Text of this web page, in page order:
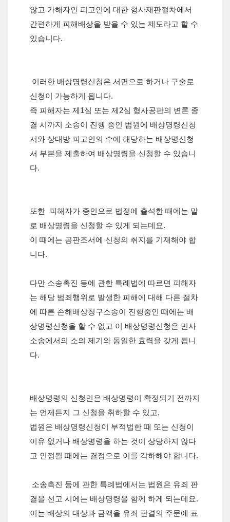
않고 가해자인 피고인에 대한 형사재판절차에서
간편하게 피해배상을 받을 수 있는 제도라고 할 수
있습니다.
이러한 배상명령신청은 서면으로 하거나 구술로
신청이 가능하게 됩니다.
즉 피해자는 제1심 또는 제2심 형사공판의 변론 종
결 시까지 소송이 진행 중인 법원에 배상명령신청
서와 상대방 피고인의 수에 해당하는 배상명신청
서 부본을 제출하여 배상명령을 신청할 수 있습니
다.
또한 피해자가 증인으로 법정에 출석한 때에는 말
로 배상명령을 신청할 수 있게 되는데요.
이 때에는 공판조서에 신청의 취지를 기재해야 합
니다.
다만 소송촉진 등에 관한 특례법에 따르면 피해자
는 해당 범죄행위로 발생한 피해에 대해 다른 절차
에 따른 손해배상청구소송이 진행중인 때에는 배
상명령신청을 할 수 없고 이 배상명령신청은 민사
소송에서의 소의 제기와 동일한 효력을 갖게 됩니
다.
배상명령의 신청인은 배상명령이 확정되기 전까지
는 언제든지 그 신청을 취하할 수 있고,
법원은 배상명령신청이 부적법한 때 또는 신청이
이유 없거나 배상명령을 하는 것이 상당하지 않다
고 인정될 때에는 결정으로 이를 각하해야 합니다.
소송촉진 등에 관한 특례법에서는 법원은 유죄 판
결을 선고 시에는 배상명령을 함께 하게 되는데요.
이는 배상의 대상과 금액을 유죄 판결의 주문에 표